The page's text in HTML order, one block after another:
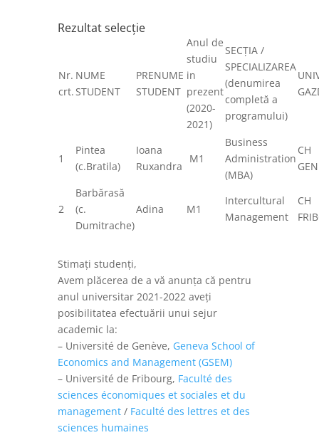
Rezultat selecție
Nr.
crt.
NUME
STUDENT
PRENUME
STUDENT
Anul de
studiu
in
prezent
(2020-
2021)
SECȚIA /
SPECIALIZAREA
(denumirea
completă a
programului)
1
Pintea
(c.Bratila)
Ioana
Ruxandra
M1
Business
Administration
(MBA)
CH
2
Barbărasă
(c.
Dumitrache)
Adina M1
Intercultural
Management
CH
Stimaţi studenţi,
Avem plăcerea de a vă anunța că pentru
anul universitar 2021-2022 aveţi
posibilitatea efectuării unui sejur
academic la:
– Université de Genève, Geneva School of
Economics and Management (GSEM)
– Université de Fribourg, Faculté des
sciences économiques et sociales et du
management/ Faculté des lettres et des
sciences humaines